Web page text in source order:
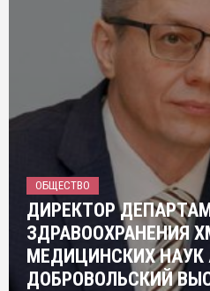
ОБЩЕСТВО
ДИРЕКТОР
ЗДРАВООХРАНЕНИЯ
МЕДИЦИНСКИХ НАУК
ДОБРОВОЛЬСКИЙ